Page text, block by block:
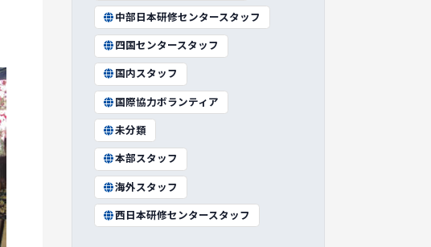
中部日本研修センタースタッフ
四国センタースタッフ
国内スタッフ
国際協力ボランティア
未分類
本部スタッフ
海外スタッフ
西日本研修センタースタッフ